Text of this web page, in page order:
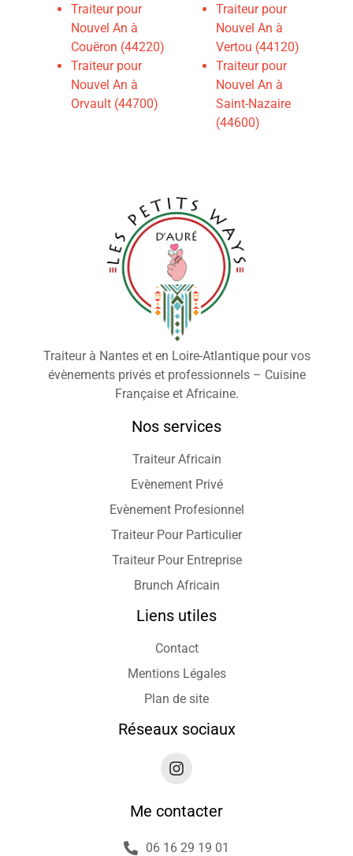
Traiteur pour
Nouvel An à
Couëron (44220)
Traiteur pour
Nouvel An à
Orvault (44700)
Traiteur pour
Nouvel An à
Vertou (44120)
Traiteur pour
Nouvel An à
Saint-Nazaire
(44600)
Traiteur à Nantes et en Loire-Atlantique pour vos
évènements privés et professionnels – Cuisine
Française et Africaine.
Nos services
Traiteur Africain
Evènement Privé
Evènement Profesionnel
Traiteur Pour Particulier
Traiteur Pour Entreprise
Brunch Africain
Liens utiles
Contact
Mentions Légales
Plan de site
Réseaux sociaux
Me contacter
06 16 29 19 01